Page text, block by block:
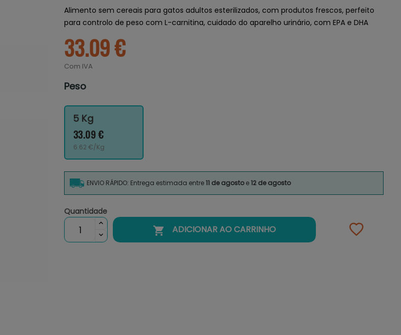
Alimento sem cereais para gatos adultos esterilizados, com produtos frescos, perfeito
para controlo de peso com L-carnitina, cuidado do aparelho urinário, com EPA e DHA
33.09 €
Com IVA
Peso
5 Kg
33.09 €
6.62 €/Kg
ENVIO RÁPIDO: Entrega estimada entre11 de agostoe12 de agosto
Quantidade
 ADICIONAR AO CARRINHO